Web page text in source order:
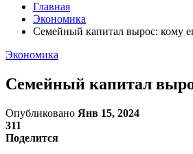
Главная
Экономика
Семейный капитал вырос: кому
Экономика
Семейный капитал
Опубликовано Янв 15, 2024
311
Поделится